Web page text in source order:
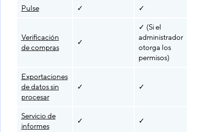
Pulse ✓ ✓
Verificación
de compras
✓
✓ (Si el
administrador
otorga los
permisos)
Exportaciones
de datos sin
procesar
✓ ✓
Servicio de
informes
✓ ✓